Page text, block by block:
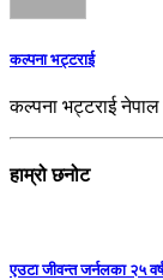
कल्पना भट्टराई
कल्पना भट्टराई नेपाल
हाम्रो छनोट
एउटा जीवन्त जर्नलका २५ वर्ष